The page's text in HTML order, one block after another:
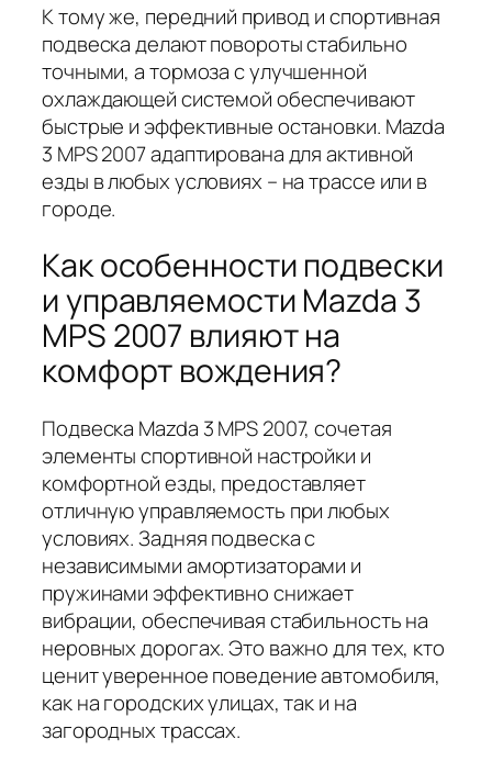
К тому же, передний привод и спортивная
подвеска делают повороты стабильно
точными, а тормоза с улучшенной
охлаждающей системой обеспечивают
быстрые и эффективные остановки. Mazda
3 MPS 2007 адаптирована для активной
езды в любых условиях – на трассе или в
городе.
Как особенности подвески
и управляемости Mazda 3
MPS 2007 влияют на
комфорт вождения?
Подвеска Mazda 3 MPS 2007, сочетая
элементы спортивной настройки и
комфортной езды, предоставляет
отличную управляемость при любых
условиях. Задняя подвеска с
независимыми амортизаторами и
пружинами эффективно снижает
вибрации, обеспечивая стабильность на
неровных дорогах. Это важно для тех, кто
ценит уверенное поведение автомобиля,
как на городских улицах, так и на
загородных трассах.